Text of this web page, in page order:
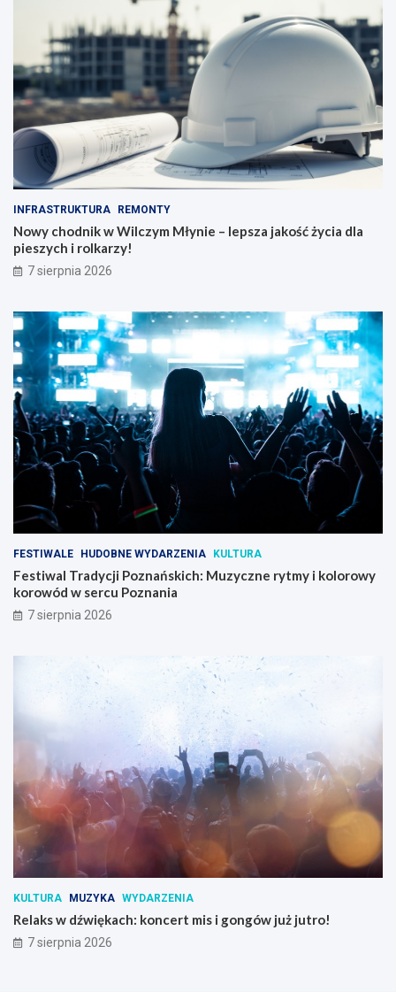
INFRASTRUKTURA REMONTY
Nowy chodnik w Wilczym Młynie – lepsza jakość życia dla
pieszych i rolkarzy!
7 sierpnia 2026
FESTIWALE HUDOBNE WYDARZENIA KULTURA
Festiwal Tradycji Poznańskich: Muzyczne rytmy i kolorowy
korowód w sercu Poznania
7 sierpnia 2026
KULTURA MUZYKA WYDARZENIA
Relaks w dźwiękach: koncert mis i gongów już jutro!
7 sierpnia 2026